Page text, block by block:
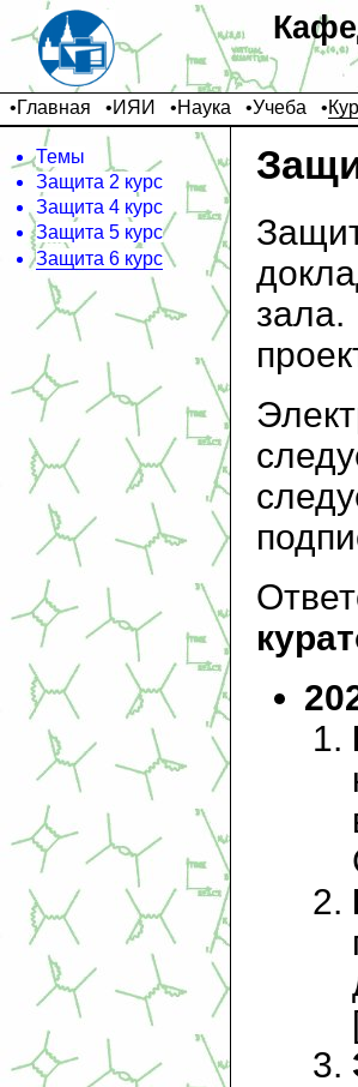
•Главная •ИЯИ •Наука •Учеба •
Темы
Защита 2 курс
Защита 4 курс
Защита 5 курс
Защита 6 курс